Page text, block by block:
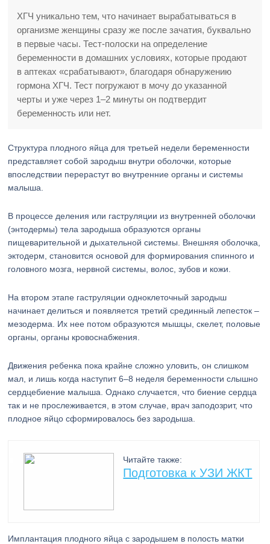
ХГЧ уникально тем, что начинает вырабатываться в
организме женщины сразу же после зачатия, буквально
в первые часы. Тест-полоски на определение
беременности в домашних условиях, которые продают
в аптеках «срабатывают», благодаря обнаружению
гормона ХГЧ. Тест погружают в мочу до указанной
черты и уже через 1–2 минуты он подтвердит
беременность или нет.
Структура плодного яйца для третьей недели беременности
представляет собой зародыш внутри оболочки, которые
впоследствии перерастут во внутренние органы и системы
малыша.
В процессе деления или гаструляции из внутренней оболочки
(энтодермы) тела зародыша образуются органы
пищеварительной и дыхательной системы. Внешняя оболочка,
эктодерм, становится основой для формирования спинного и
головного мозга, нервной системы, волос, зубов и кожи.
На втором этапе гаструляции одноклеточный зародыш
начинает делиться и появляется третий срединный лепесток –
мезодерма. Их нее потом образуются мышцы, скелет, половые
органы, органы кровоснабжения.
Движения ребенка пока крайне сложно уловить, он слишком
мал, и лишь когда наступит 6–8 неделя беременности слышно
сердцебиение малыша. Однако случается, что биение сердца
так и не прослеживается, в этом случае, врач заподозрит, что
плодное яйцо сформировалось без зародыша.
Читайте также:
Подготовка к УЗИ ЖКТ
Имплантация плодного яйца с зародышем в полость матки